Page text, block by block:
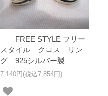
FREE STYLE フリー
スタイル クロス リン
グ 925シルバー製
7,140円(税込7,854円)